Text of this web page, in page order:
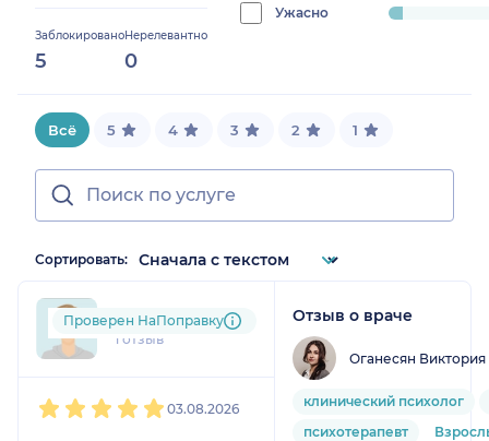
Заблокировано
5
Нерелевантно
0
Ужасно
4.166666666666666%
Всё 5 4 3 2 1
Сортировать:
kay....@....com
1 отзыв
Проверен НаПоправку
03.08.2026
Отзыв о враче
Оганесян
клинический психолог
психотерапевт